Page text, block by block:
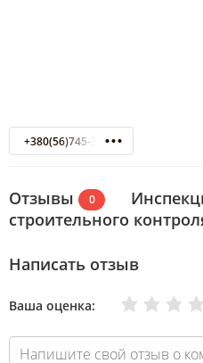
+380(56)745-36-54
Отзывы 0
строительного
Написать отзыв
Ваша оценка: Отлично
Хорошо
Нормально
Плохо
Очень плохо